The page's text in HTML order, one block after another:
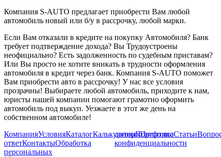
Компания S-AUTO предлагает приобрести Вам любой
автомобиль новый или б/у в рассрочку, любой марки.
Если Вам отказали в кредите на покупку Автомобиля? Банк
требует подтверждение дохода? Вы Трудоустроены
неофициально? Есть задолженность по судебным приставам?
Или Вы просто не хотите вникать в трудности оформления
автомобиля в кредит через банк. Компания S-AUTO поможет
Вам приобрести авто в рассрочку! У нас все условия
прозрачны! Выбираете любой автомобиль, приходите к нам,
юристы нашей компании помогают грамотно оформить
автомобиль под выкуп. Уезжаете в этот же день на
собственном автомобиле!
КомпанияУсловияКаталогКалькуляторПортфолиоСтатьи
ответКонтактыОбработка
персональных
данныхПолитика
конфиденциальности